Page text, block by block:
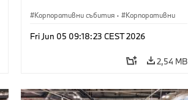
Корпоративни събития · Корпоративни
Fri Jun 05 09:18:23 CEST 2026
2,54 MB